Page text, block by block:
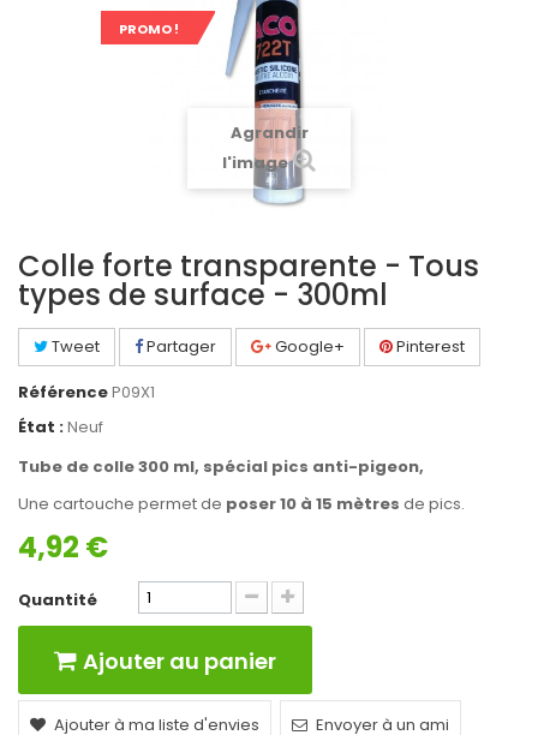
PROMO !
Agrandir
l'image
Colle forte transparente - Tous
types de surface - 300ml
Tweet Partager Google+
Pinterest
RéférenceP09X1
État :Neuf
Tube de colle 300 ml, spécial pics anti-pigeon,
Une cartouche permet de poser 10 à 15 mètres de pics.
4,92 €
Quantité
Ajouter au panier
Ajouter à ma liste d'envies Envoyer à un ami